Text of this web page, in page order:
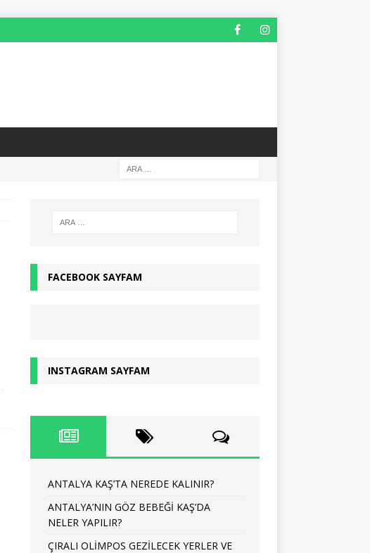
FACEBOOK SAYFAM
INSTAGRAM SAYFAM
ANTALYA KAŞ’TA NEREDE KALINIR?
ANTALYA’NIN GÖZ BEBEĞİ KAŞ’DA
NELER YAPILIR?
ÇIRALI OLİMPOS GEZİLECEK YERLER VE